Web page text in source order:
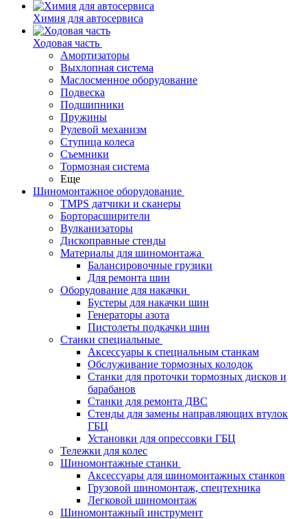
Химия для автосервиса
Ходовая часть
Амортизаторы
Выхлопная система
Маслосменное оборудование
Подвеска
Подшипники
Пружины
Рулевой механизм
Ступица колеса
Съемники
Тормозная система
Еще
Шиномонтажное оборудование
TMPS датчики и сканеры
Борторасширители
Вулканизаторы
Дископравные стенды
Материалы для шиномонтажа
Балансировочные грузики
Для ремонта шин
Оборудование для накачки
Бустеры для накачки шин
Генераторы азота
Пистолеты подкачки шин
Станки специальные
Аксессуары к специальным станкам
Обслуживание тормозных колодок
Станки для проточки тормозных дисков и
барабанов
Станки для ремонта ДВС
Стенды для замены направляющих втулок
ГБЦ
Установки для опрессовки ГБЦ
Тележки для колес
Шиномонтажные станки
Аксессуары для шиномонтажных станков
Грузовой шиномонтаж, спецтехника
Легковой шиномонтаж
Шиномонтажный инструмент